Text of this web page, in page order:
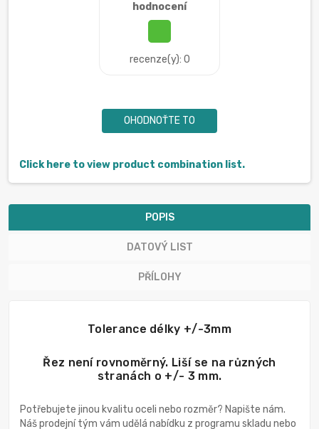
hodnocení
recenze(y): 0
OHODNOŤTE TO
Click here to view product combination list.
POPIS
DATOVÝ LIST
PŘÍLOHY
Tolerance délky +/-3mm
Řez není rovnoměrný. Liší se na různých
stranách o +/- 3 mm.
Potřebujete jinou kvalitu oceli nebo rozměr? Napište nám.
Náš prodejní tým vám udělá nabídku z programu skladu nebo